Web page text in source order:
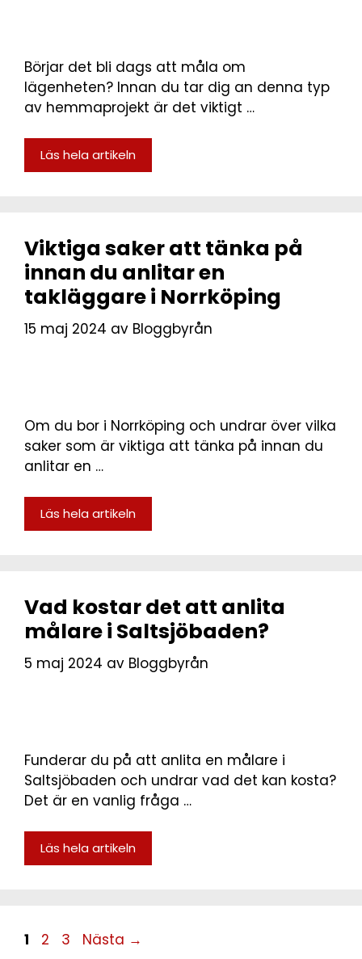
Börjar det bli dags att måla om
lägenheten? Innan du tar dig an denna typ
av hemmaprojekt är det viktigt …
Läs hela artikeln
Viktiga saker att tänka på
innan du anlitar en
takläggare i Norrköping
15 maj 2024 av Bloggbyrån
Om du bor i Norrköping och undrar över vilka
saker som är viktiga att tänka på innan du
anlitar en …
Läs hela artikeln
Vad kostar det att anlita
målare i Saltsjöbaden?
5 maj 2024 av Bloggbyrån
Funderar du på att anlita en målare i
Saltsjöbaden och undrar vad det kan kosta?
Det är en vanlig fråga …
Läs hela artikeln
1 2 3 Nästa →